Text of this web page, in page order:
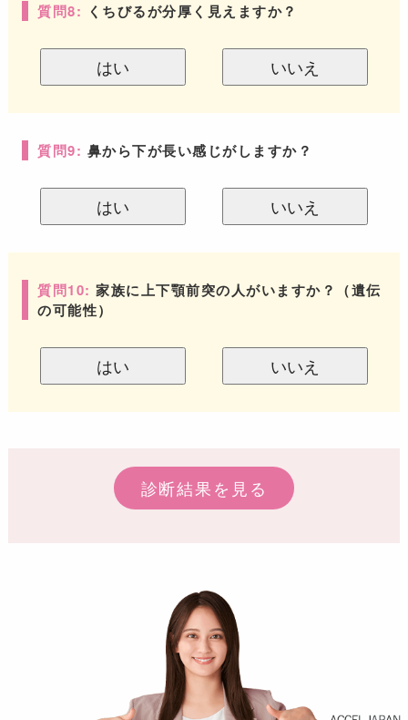
質問8: くちびるが分厚く見えますか？
はい いいえ
質問9: 鼻から下が長い感じがしますか？
はい いいえ
質問10: 家族に上下顎前突の人がいますか？（遺伝
の可能性）
はい いいえ
診断結果を見る